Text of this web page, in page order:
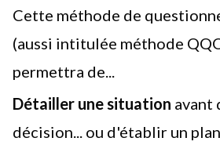
Cette méthode de
(aussi intitulée méthode
permettra de...
Détailler une situation avant
décision... ou d'établir un